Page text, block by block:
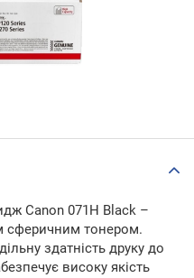
Canon 071H Black –
сферичним тонером.
здатність друку до
високу якість